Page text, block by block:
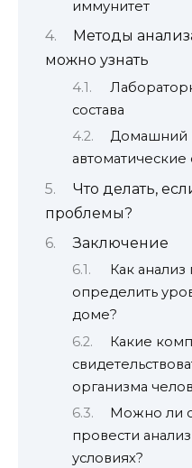
иммунитет
Методы
можно узнать
состава
Домашний
автоматические
Что делать,
проблемы?
Заключение
Как
определить
доме?
Какие
организма
Можно ли
провести
условиях?